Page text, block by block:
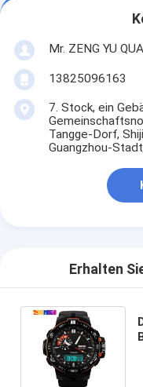
Mr. ZENG YU
13825096163
7. Stock, ein
Tangge-Dorf,
Guangzhou-
Erhalten